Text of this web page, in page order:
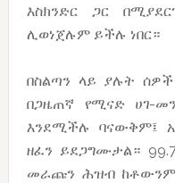
እስክንድር ጋር
ሊወነጀሉም ይችሉ ነበር።
በስልጣን ላይ ያሉት
በጋዜጠኛ የሚናድ ሀገ-
እንደሚችሉ ባናውቅም፤
ዘፈን ይደጋግሙታል።
መራጩን ሕዝብ ከቶውንም